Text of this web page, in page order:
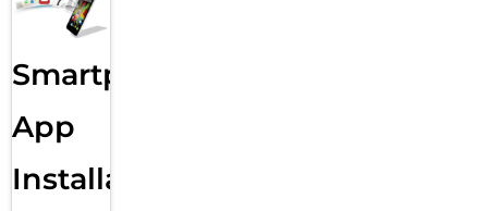
Smartphone
App
Installation